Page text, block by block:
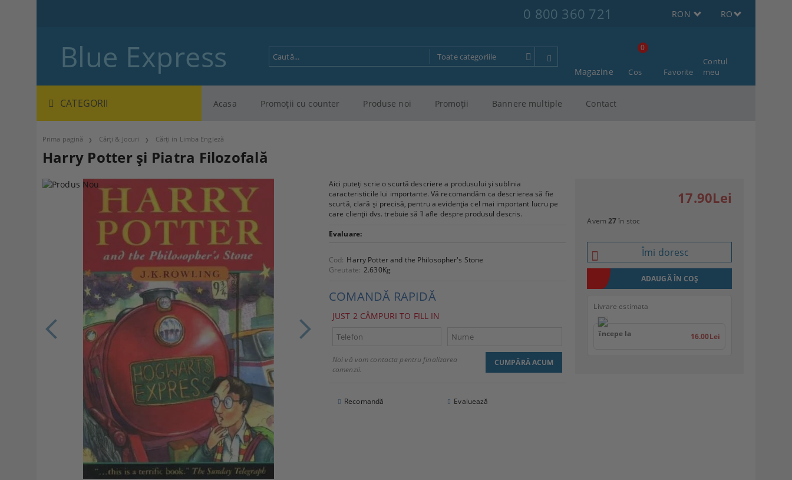
0 800 360 721 RON RO
Blue Express Magazine Cos
0
Favorite
Contul
meu
CATEGORII Acasa Promoţii cu counter Produse noi Promoţii Bannere multiple Contact
Prima pagină Cărți & Jocuri Cărți in Limba Engleză
Harry Potter și Piatra Filozofală
Aici puteți scrie o scurtă descriere a produsului și sublinia
caracteristicile lui importante. Vă recomandăm ca descrierea să fie
scurtă, clară și precisă, pentru a evidenția cel mai important lucru pe
care clienții dvs. trebuie să îl afle despre produsul descris.
Evaluare:
Cod: Harry Potter and the Philosopher's Stone
Greutate: 2.630Kg
COMANDĂ RAPIDĂ
JUST 2 CÂMPURI TO FILL IN
Noi vă vom contacta pentru finalizarea
comenzii.
Recomandă Evaluează
17.90Lei
Avem 27în stoc
Îmi doresc
Livrare estimata
începe la 16.00Lei